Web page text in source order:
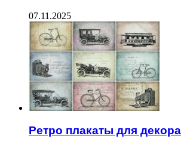
07.11.2025
Ретро плакаты для декора